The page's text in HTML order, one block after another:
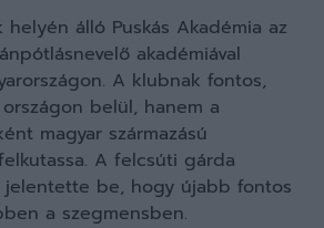
helyén álló Puskás Akadémia az
akadémiával
A klubnak fontos,
belül, hanem a
magyar származású
A felcsúti gárda
jelentette be, hogy újabb fontos
a szegmensben.